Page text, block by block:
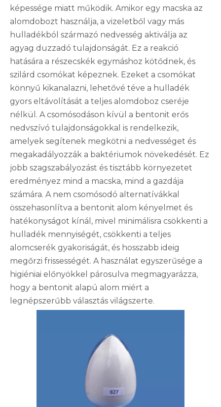
képessége miatt működik. Amikor egy macska az
alomdobozt használja, a vizeletből vagy más
hulladékból származó nedvesség aktiválja az
agyag duzzadó tulajdonságát. Ez a reakció
hatására a részecskék egymáshoz kötődnek, és
szilárd csomókat képeznek. Ezeket a csomókat
könnyű kikanalazni, lehetővé téve a hulladék
gyors eltávolítását a teljes alomdoboz cseréje
nélkül. A csomósodáson kívül a bentonit erős
nedvszívó tulajdonságokkal is rendelkezik,
amelyek segítenek megkötni a nedvességet és
megakadályozzák a baktériumok növekedését. Ez
jobb szagszabályozást és tisztább környezetet
eredményez mind a macska, mind a gazdája
számára. A nem csomósodó alternatívákkal
összehasonlítva a bentonit alom kényelmet és
hatékonyságot kínál, mivel minimálisra csökkenti a
hulladék mennyiségét, csökkenti a teljes
alomcserék gyakoriságát, és hosszabb ideig
megőrzi frissességét. A használat egyszerűsége a
higiéniai előnyökkel párosulva megmagyarázza,
hogy a bentonit alapú alom miért a
legnépszerűbb választás világszerte.